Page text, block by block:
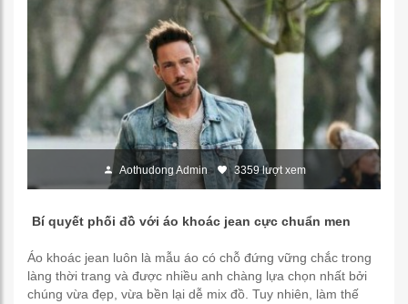
Aothudong Admin 3359 lượt xem
Bí quyết phối đồ với áo khoác jean cực chuẩn men
Áo khoác jean luôn là mẫu áo có chỗ đứng vững chắc trong
làng thời trang và được nhiều anh chàng lựa chọn nhất bởi
chúng vừa đẹp, vừa bền lại dễ mix đồ. Tuy nhiên, làm thế